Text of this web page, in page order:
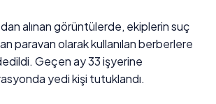
alınan görüntülerde, ekiplerin suç
paravan olarak kullanılan berberlere
Geçen ay 33 işyerine
yedi kişi tutuklandı.